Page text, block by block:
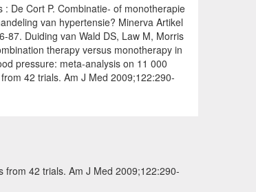
: De Cort P. Combinatie- of monotherapie
van hypertensie? Minerva Artikel
87. Duiding van Wald DS, Law M, Morris
therapy versus monotherapy in
pressure: meta-analysis on 11 000
42 trials. Am J Med 2009;122:290-
42 trials. Am J Med 2009;122:290-